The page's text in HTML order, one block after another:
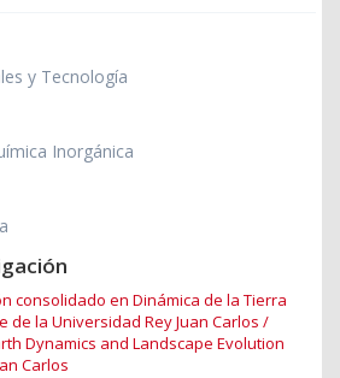
y Tecnología
Inorgánica
consolidado en Dinámica de la Tierra
de la Universidad Rey Juan Carlos /
Dynamics and Landscape Evolution
Carlos